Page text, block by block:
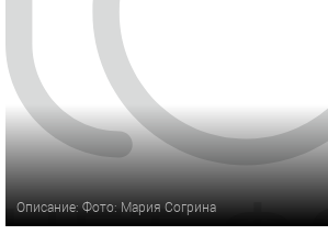
Описание: Фото: Мария Согрина